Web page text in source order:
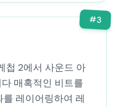
#3
첩 2에서 사운드 아
매혹적인 비트를
레이어링하여 레